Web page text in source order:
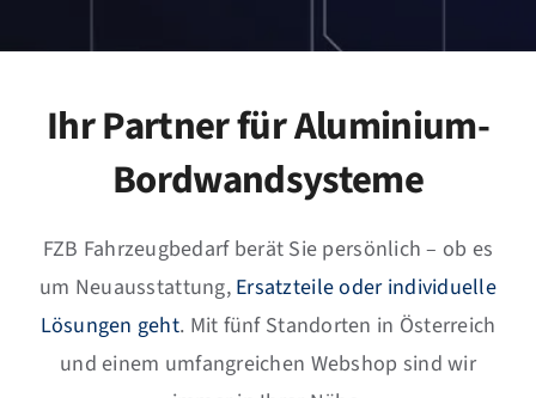
Ihr Partner für Aluminium-
Bordwandsysteme
FZB Fahrzeugbedarf berät Sie persönlich – ob es
um Neuausstattung, Ersatzteile oder individuelle
Lösungen geht. Mit fünf Standorten in Österreich
und einem umfangreichen Webshop sind wir